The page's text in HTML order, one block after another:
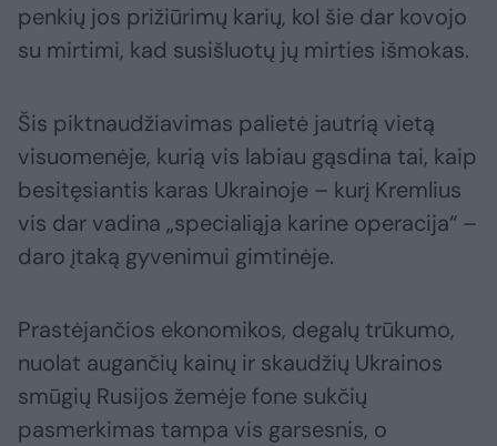
penkių jos prižiūrimų karių, kol šie dar kovojo
su mirtimi, kad susišluotų jų mirties išmokas.
Šis piktnaudžiavimas palietė jautrią vietą
visuomenėje, kurią vis labiau gąsdina tai, kaip
besitęsiantis karas Ukrainoje – kurį Kremlius
vis dar vadina „specialiąja karine operacija“ –
daro įtaką gyvenimui gimtinėje.
Prastėjančios ekonomikos, degalų trūkumo,
nuolat augančių kainų ir skaudžių Ukrainos
smūgių Rusijos žemėje fone sukčių
pasmerkimas tampa vis garsesnis, o